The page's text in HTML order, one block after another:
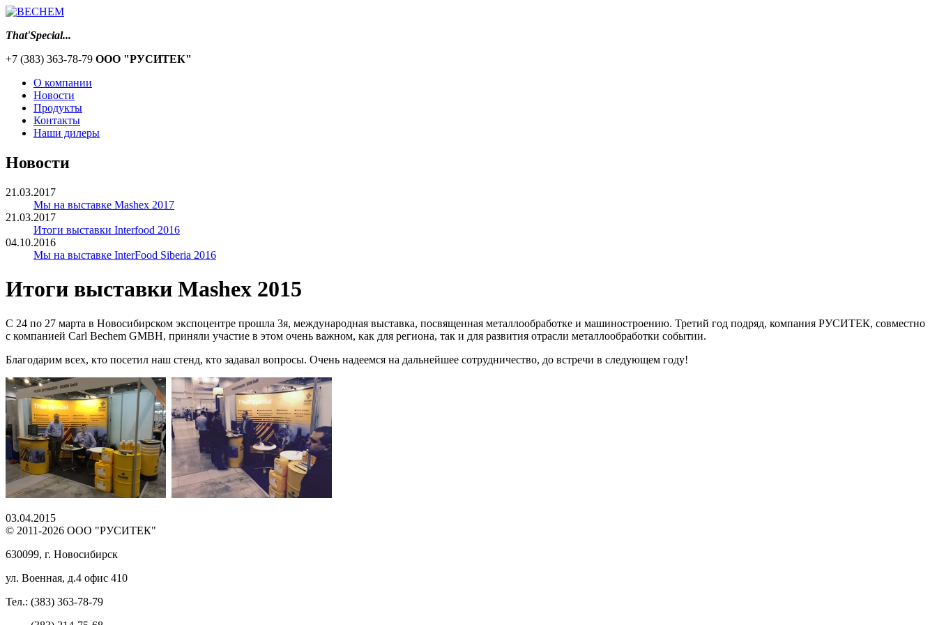
That'Special...
+7 (383) 363-78-79 ООО "РУСИТЕК"
О компании
Новости
Продукты
Контакты
Наши дилеры
Новости
21.03.2017
Мы на выставке Mashex 2017
21.03.2017
Итоги выставки Interfood 2016
04.10.2016
Мы на выставке InterFood Siberia 2016
Итоги выставки Mashex 2015
С 24 по 27 марта в Новосибирском экспоцентре прошла 3я, международная выставка, посвященная металлообработке и машиностроению. Третий год подряд, компания РУСИТЕК, совместно
с компанией Carl Bechem GMBH, приняли участие в этом очень важном, как для региона, так и для развития отрасли металлообработки событии.
Благодарим всех, кто посетил наш стенд, кто задавал вопросы. Очень надеемся на дальнейшее сотрудничество, до встречи в следующем году!
03.04.2015
© 2011-2026 ООО "РУСИТЕК"
630099, г. Новосибирск
ул. Военная, д.4 офис 410
Тел.: (383) 363-78-79